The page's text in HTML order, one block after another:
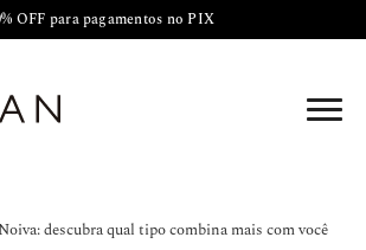
OFF para pagamentos no PIX
descubra qual tipo combina mais com você